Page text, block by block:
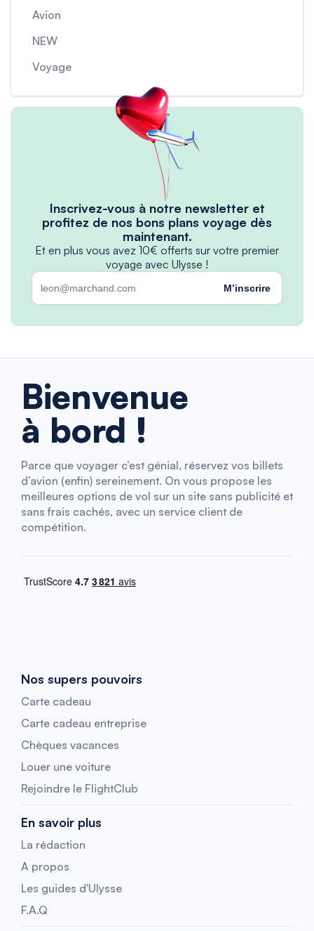
Avion
NEW
Voyage
Inscrivez-vous à notre newsletter et
profitez de nos bons plans voyage dès
maintenant.
Et en plus vous avez 10€ offerts sur votre premier
voyage avec Ulysse !
M’inscrire
Bienvenue
à bord !
Parce que voyager c’est génial, réservez vos billets
d’avion (enfin) sereinement. On vous propose les
meilleures options de vol sur un site sans publicité et
sans frais cachés, avec un service client de
compétition.
Nos supers pouvoirs
Carte cadeau
Carte cadeau entreprise
Chèques vacances
Louer une voiture
Rejoindre le FlightClub
En savoir plus
La rédaction
A propos
Les guides d'Ulysse
F.A.Q